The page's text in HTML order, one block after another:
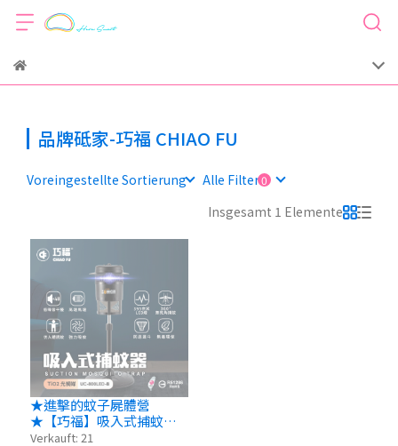
品牌砥家-巧福 CHIAO FU
Voreingestellte Sortierung
Alle Filter
Insgesamt 1 Elemente
★進擊的蚊子屍體營
★【巧福】吸入式捕蚊器
（小）UC-800LED-B 智砥
Verkauft: 21